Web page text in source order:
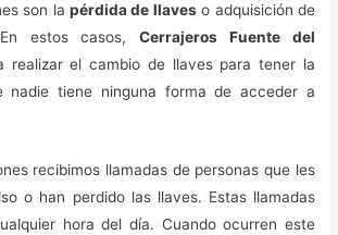
son la pérdida de llaveso adquisición de
En estos casos,Cerrajeros Fuente del
realizar el cambio de llaves para tener la
nadie tiene ninguna forma de acceder a
recibimos llamadas de personas que les
o han perdido las llaves. Estas llamadas
hora del día. Cuando ocurren este